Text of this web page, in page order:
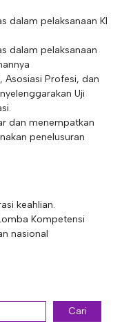
dalam pelaksanaan KI
dalam pelaksanaan
Asosiasi Profesi, dan
Uji
dan menempatkan
penelusuran
keahlian.
Kompetensi
nasional
Cari